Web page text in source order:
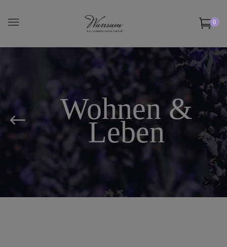
0
Wohnen &
Leben